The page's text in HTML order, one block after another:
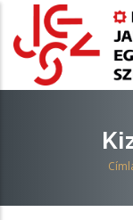
tartalomra